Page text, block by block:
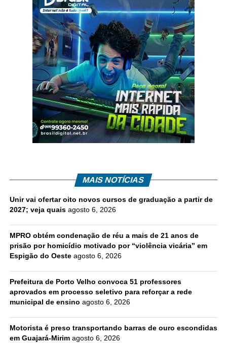
MAIS NOTÍCIAS
Unir vai ofertar oito novos cursos de graduação a partir de
2027; veja quais agosto 6, 2026
MPRO obtém condenação de réu a mais de 21 anos de
prisão por homicídio motivado por “violência vicária” em
Espigão do Oeste agosto 6, 2026
Prefeitura de Porto Velho convoca 51 professores
aprovados em processo seletivo para reforçar a rede
municipal de ensino agosto 6, 2026
Motorista é preso transportando barras de ouro escondidas
em Guajará-Mirim agosto 6, 2026